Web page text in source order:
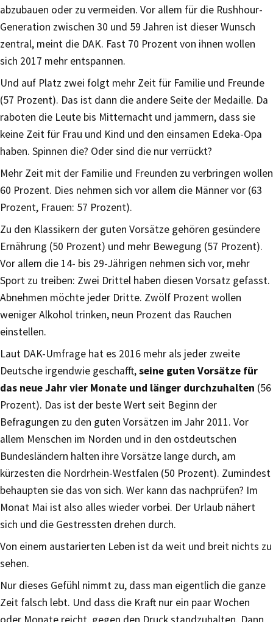
abzubauen oder zu vermeiden. Vor allem für die Rushhour-
Generation zwischen 30 und 59 Jahren ist dieser Wunsch
zentral, meint die DAK. Fast 70 Prozent von ihnen wollen
sich 2017 mehr entspannen.
Und auf Platz zwei folgt mehr Zeit für Familie und Freunde
(57 Prozent). Das ist dann die andere Seite der Medaille. Da
raboten die Leute bis Mitternacht und jammern, dass sie
keine Zeit für Frau und Kind und den einsamen Edeka-Opa
haben. Spinnen die? Oder sind die nur verrückt?
Mehr Zeit mit der Familie und Freunden zu verbringen wollen
60 Prozent. Dies nehmen sich vor allem die Männer vor (63
Prozent, Frauen: 57 Prozent).
Zu den Klassikern der guten Vorsätze gehören gesündere
Ernährung (50 Prozent) und mehr Bewegung (57 Prozent).
Vor allem die 14- bis 29-Jährigen nehmen sich vor, mehr
Sport zu treiben: Zwei Drittel haben diesen Vorsatz gefasst.
Abnehmen möchte jeder Dritte. Zwölf Prozent wollen
weniger Alkohol trinken, neun Prozent das Rauchen
einstellen.
Laut DAK-Umfrage hat es 2016 mehr als jeder zweite
Deutsche irgendwie geschafft,seine guten Vorsätze für
das neue Jahr vier Monate und länger durchzuhalten (56
Prozent). Das ist der beste Wert seit Beginn der
Befragungen zu den guten Vorsätzen im Jahr 2011. Vor
allem Menschen im Norden und in den ostdeutschen
Bundesländern halten ihre Vorsätze lange durch, am
kürzesten die Nordrhein-Westfalen (50 Prozent). Zumindest
behaupten sie das von sich. Wer kann das nachprüfen? Im
Monat Mai ist also alles wieder vorbei. Der Urlaub nähert
sich und die Gestressten drehen durch.
Von einem austarierten Leben ist da weit und breit nichts zu
sehen.
Nur dieses Gefühl nimmt zu, dass man eigentlich die ganze
Zeit falsch lebt. Und dass die Kraft nur ein paar Wochen